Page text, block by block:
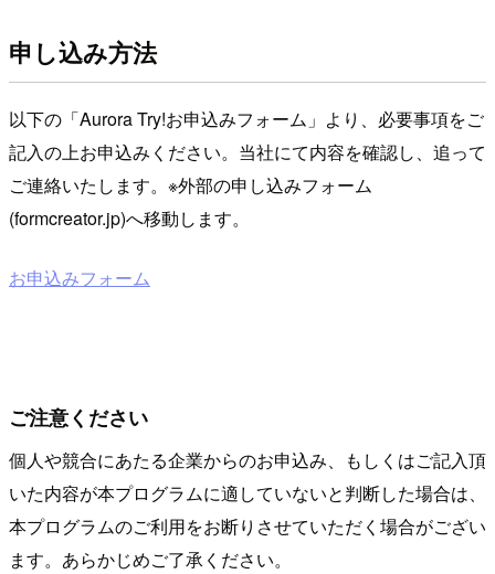
申し込み方法
以下の「Aurora Try!お申込みフォーム」より、必要事項をご
記入の上お申込みください。当社にて内容を確認し、追って
ご連絡いたします。※外部の申し込みフォーム
(formcreator.jp)へ移動します。
お申込みフォーム
ご注意ください
個人や競合にあたる企業からのお申込み、もしくはご記入頂
いた内容が本プログラムに適していないと判断した場合は、
本プログラムのご利用をお断りさせていただく場合がござい
ます。あらかじめご了承ください。